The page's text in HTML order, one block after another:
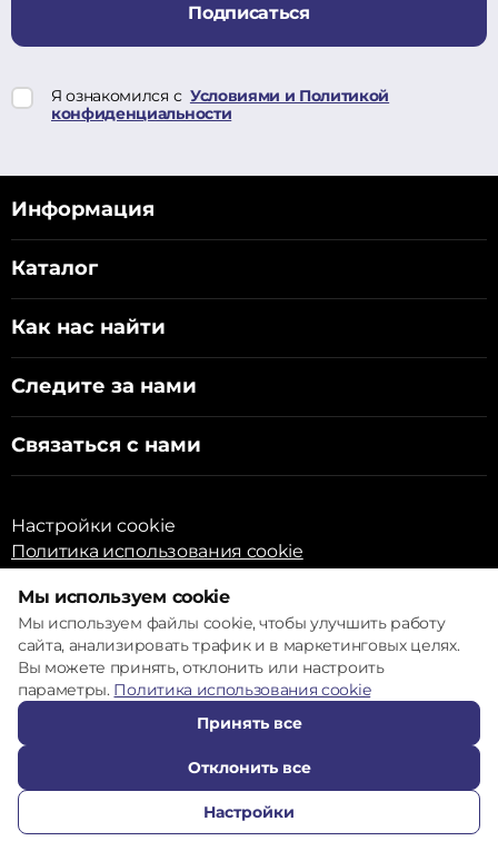
Подписаться
Я ознакомился с Условиями и Политикой
конфиденциальности
Информация
Каталог
Как нас найти
Следите за нами
Связаться с нами
Настройки cookie
Политика использования cookie
© 2017 – 2026 ECOM
ПОЗВОНИТЬ ИЗБРАННОЕ КАТАЛОГ СРАВНЕНИЕ
Мы используем cookie
Мы используем файлы cookie, чтобы улучшить работу
сайта, анализировать трафик и в маркетинговых целях.
Вы можете принять, отклонить или настроить
параметры. Политика использования cookie
Принять все
Отклонить все
Настройки